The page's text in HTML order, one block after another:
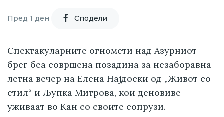
Пред 1 ден Cподели
Спектакуларните огномети над Азурниот
брег беа совршена позадина за незаборавна
летна вечер на Елена Најдоски од „Живот со
стил“ и Љупка Митрова, кои деновиве
уживаат во Кан со своите сопрузи.